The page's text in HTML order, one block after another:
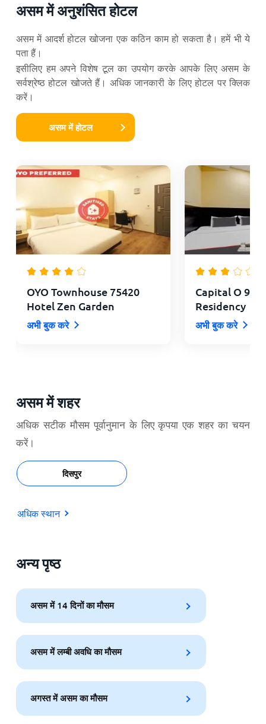
असम में अनुशंसित होटल
असम में आदर्श होटल खोजना एक कठिन काम हो सकता है। हमें भी ये
पता हैं।
इसीलिए हम अपने विशेष टूल का उपयोग करके आपके लिए असम के
सर्वश्रेष्ठ होटल खोजते हैं। अधिक जानकारी के लिए होटल पर क्लिक
करें।
असम में होटल
OYO Townhouse 75420
Hotel Zen Garden
अभी बुक करे
Capital O
Residency
अभी बुक करे
असम में शहर
अधिक सटीक मौसम पूर्वानुमान के लिए कृपया एक शहर का चयन
करें।
दिसपुर
अधिक स्थान
अन्य पृष्ठ
असम में 14 दिनों का मौसम
असम में लम्बी अवधि का मौसम
अगस्त में असम का मौसम